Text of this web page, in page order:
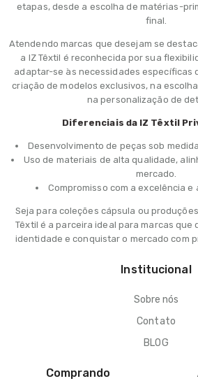
etapas, desde a escolha de matérias-
final.
Atendendo marcas que desejam se
a IZ Têxtil é reconhecida por sua
adaptar-se às necessidades específicas
criação de modelos exclusivos, na
na personalização de
Diferenciais da IZ Têxtil
Desenvolvimento de peças sob
Uso de materiais de alta qualidade,
mercado.
Compromisso com a excelência e
Seja para coleções cápsula ou
Têxtil é a parceira ideal para marcas que
identidade e conquistar o mercado com
Institucional
Sobre nós
Contato
BLOG
Comprando